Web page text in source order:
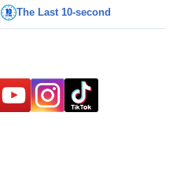
The Last 10-second